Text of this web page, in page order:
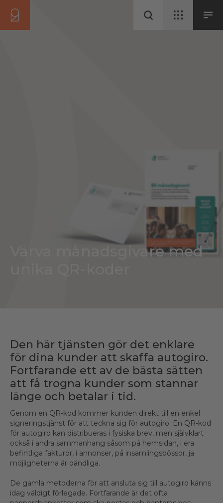
Värva månadsgivare med
Den här tjänsten gör det enklare
för dina kunder att skaffa autogiro.
Fortfarande ett av de bästa sätten
att få trogna kunder som stannar
länge och betalar i tid.
Genom en QR-kod kommer kunden direkt till en enkel
signeringstjänst för att teckna sig för autogiro. En QR-kod
för autogiro kan distribueras i fysiska brev, men självklart
också i andra sammanhang såsom på hemsidan, i era
befintliga fakturor, i annonser, på insamlingsbössor, ja
möjligheterna är oändliga.
De gamla metoderna för att ansluta sig till autogiro känns
idag väldigt förlegade. Fortfarande är det ofta